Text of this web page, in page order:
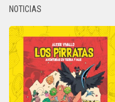
NOTICIAS